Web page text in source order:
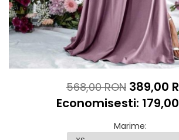
568,00 RON 389,00
Economisesti: 179,00
Marime: